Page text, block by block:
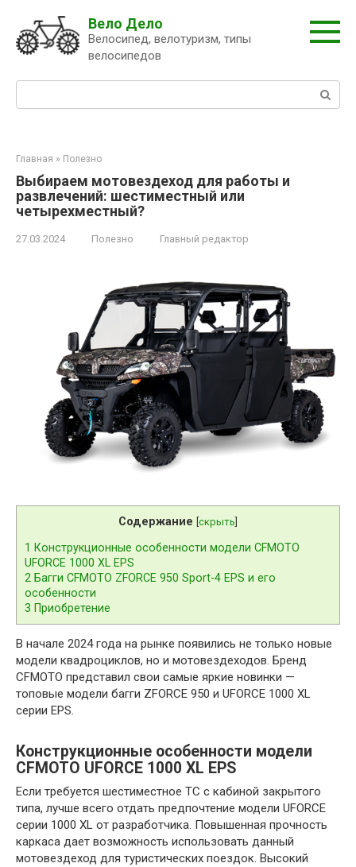
контенту
Вело Дело
Велосипед, велотуризм, типы
велосипедов
Главная » Полезно
Выбираем мотовездеход для работы и
развлечений: шестиместный или
четырехместный?
27.03.2024 Полезно Главный редактор
Содержание скрыть
1 Конструкционные особенности модели CFMOTO
UFORCE 1000 XL EPS
2 Багги CFMOTO ZFORCE 950 Sport-4 EPS и его
особенности
3 Приобретение
В начале 2024 года на рынке появились не только новые
модели квадроциклов, но и мотовездеходов. Бренд
CFMOTO представил свои самые яркие новинки —
топовые модели багги ZFORCE 950 и UFORCE 1000 XL
серии EPS.
Конструкционные особенности модели
CFMOTO UFORCE 1000 XL EPS
Если требуется шестиместное ТС с кабиной закрытого
типа, лучше всего отдать предпочтение модели UFORCE
серии 1000 XL от разработчика. Повышенная прочность
каркаса дает возможность использовать данный
мотовездеход для туристических поездок. Высокий